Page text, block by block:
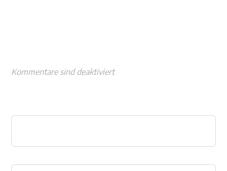
Kommentare sind deaktiviert